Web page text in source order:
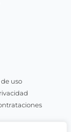
uso